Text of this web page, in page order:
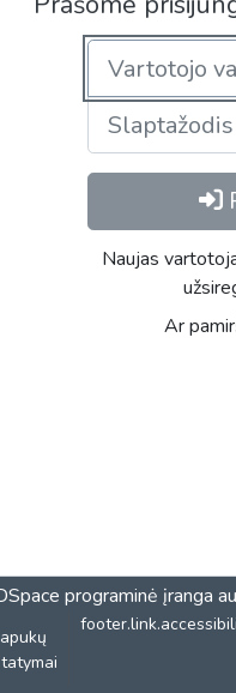
Naujas
Ar
programinė įranga